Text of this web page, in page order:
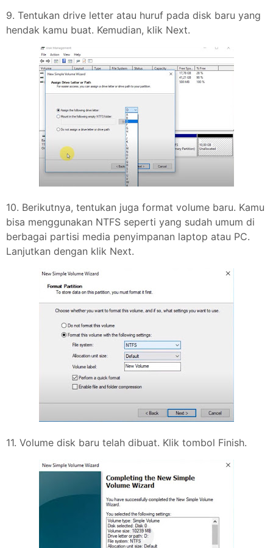
9. Tentukan drive letter atau huruf pada disk baru yang
hendak kamu buat. Kemudian, klik Next.
10. Berikutnya, tentukan juga format volume baru. Kamu
bisa menggunakan NTFS seperti yang sudah umum di
berbagai partisi media penyimpanan laptop atau PC.
Lanjutkan dengan klik Next.
11. Volume disk baru telah dibuat. Klik tombol Finish.